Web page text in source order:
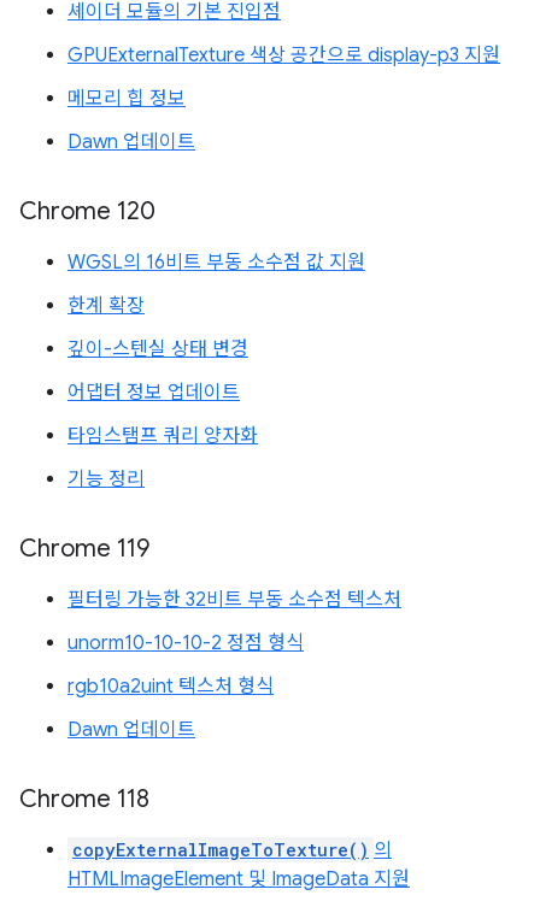
셰이더 모듈의 기본 진입점
GPUExternalTexture 색상 공간으로 display-p3 지원
메모리 힙 정보
Dawn 업데이트
Chrome 120
WGSL의 16비트 부동 소수점 값 지원
한계 확장
깊이-스텐실 상태 변경
어댑터 정보 업데이트
타임스탬프 쿼리 양자화
기능 정리
Chrome 119
필터링 가능한 32비트 부동 소수점 텍스처
unorm10-10-10-2 정점 형식
rgb10a2uint 텍스처 형식
Dawn 업데이트
Chrome 118
copyExternalImageToTexture() 의
HTMLImageElement 및 ImageData 지원